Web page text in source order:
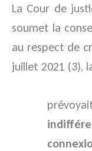
La Cour de
soumet la
au respect de
juillet 2021 (3),